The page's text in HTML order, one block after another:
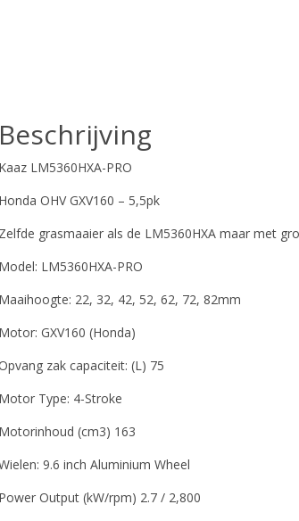
Beschrijving
Kaaz LM5360HXA-PRO
Honda OHV GXV160 – 5,5pk
Zelfde grasmaaier als de LM5360HXA maar met
Model: LM5360HXA-PRO
Maaihoogte: 22, 32, 42, 52, 62, 72, 82mm
Motor: GXV160 (Honda)
zak capaciteit: (L) 75
Motor Type: 4-Stroke
Motorinhoud (cm3) 163
9.6 inch Aluminium Wheel
Power Output (kW/rpm) 2.7 / 2,800